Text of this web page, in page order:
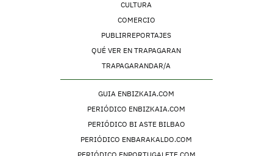
CULTURA
COMERCIO
PUBLIRREPORTAJES
QUÉ VER EN TRAPAGARAN
TRAPAGARANDAR/A
GUIA ENBIZKAIA.COM
PERIÓDICO ENBIZKAIA.COM
PERIÓDICO BI ASTE BILBAO
PERIÓDICO ENBARAKALDO.COM